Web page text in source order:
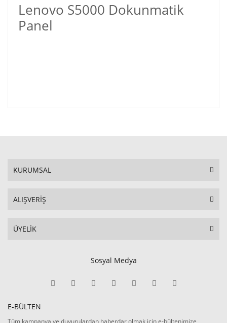
Lenovo S5000 Dokunmatik
Panel
KURUMSAL
ALIŞVERİŞ
ÜYELİK
Sosyal Medya
E-BÜLTEN
Tüm kampanya ve duyurulardan haberdar olmak için e-bültenimize